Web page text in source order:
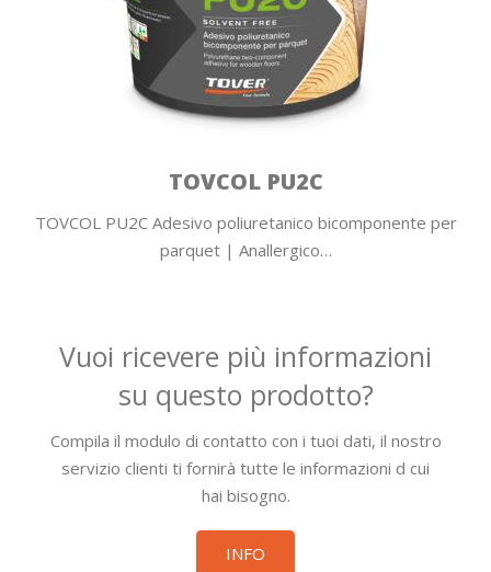
TOVCOL PU2C
TOVCOL PU2C Adesivo poliuretanico bicomponente per
parquet | Anallergico…
Vuoi ricevere più informazioni
su questo prodotto?
Compila il modulo di contatto con i tuoi dati, il nostro
servizio clienti ti fornirà tutte le informazioni d cui
hai bisogno.
INFO